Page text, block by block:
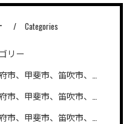
Categories
リー
甲斐市、笛吹市、昭和町、
自動車、ハイブリッド車）の車検、整備、修理なら笛吹市のLandAuto（ランドオート）へご相談ください 安い
入車の車検、整備、修理なら笛吹市のLandAuto（ランドオート）へご相談ください